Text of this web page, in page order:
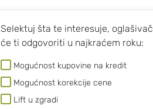
Selektuj šta te interesuje, oglašivač
će ti odgovoriti u najkraćem roku:
Mogućnost kupovine na kredit
Mogućnost korekcije cene
Lift u zgradi